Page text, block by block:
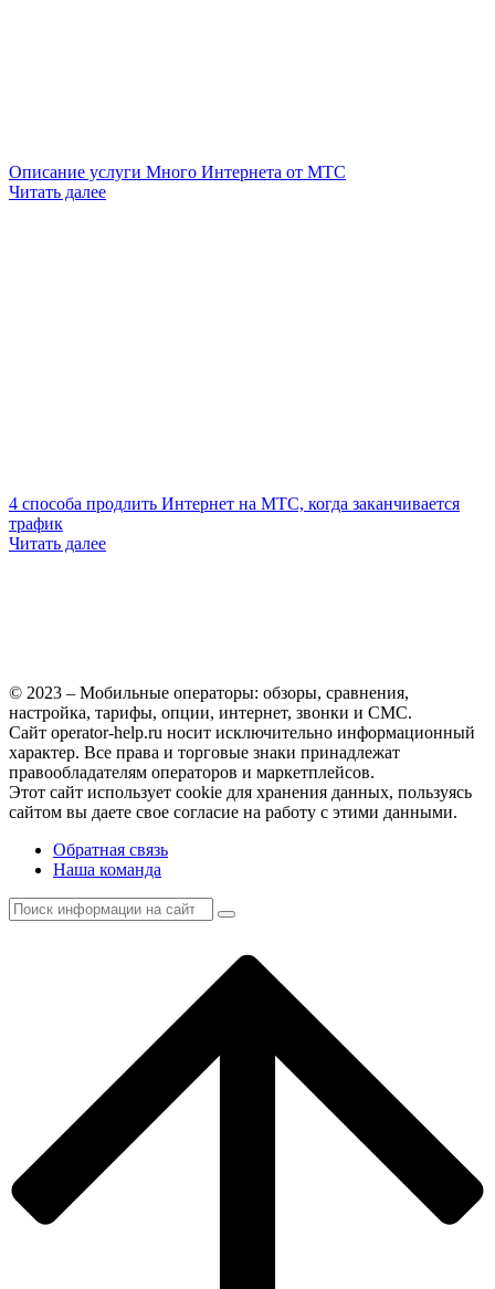
Описание услуги Много Интернета от МТС
Читать далее
4 способа продлить Интернет на МТС, когда заканчивается
трафик
Читать далее
© 2023 – Мобильные операторы: обзоры, сравнения,
настройка, тарифы, опции, интернет, звонки и СМС.
Сайт operator-help.ru носит исключительно информационный
характер. Все права и торговые знаки принадлежат
правообладателям операторов и маркетплейсов.
Этот сайт использует cookie для хранения данных, пользуясь
сайтом вы даете свое согласие на работу с этими данными.
Обратная связь
Наша команда